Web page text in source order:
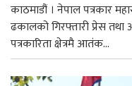
काठमाडौं । नेपाल पत्रकार
ढकालको गिरफ्तारी प्रेस तथा
पत्रकारिता क्षेत्रमै आतंक...